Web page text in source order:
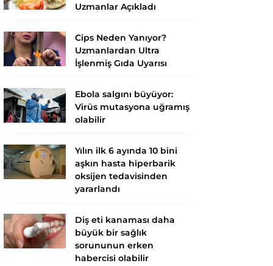
Uzmanlar Açıkladı
Cips Neden Yanıyor?
Uzmanlardan Ultra
İşlenmiş Gıda Uyarısı
Ebola salgını büyüyor:
Virüs mutasyona uğramış
olabilir
Yılın ilk 6 ayında 10 bini
aşkın hasta hiperbarik
oksijen tedavisinden
yararlandı
Diş eti kanaması daha
büyük bir sağlık
sorununun erken
habercisi olabilir